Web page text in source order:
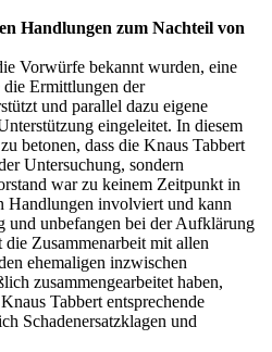
Handlungen zum Nachteil von
Vorwürfe bekannt wurden, eine
die Ermittlungen der
und parallel dazu eigene
eingeleitet. In diesem
betonen, dass die Knaus Tabbert
Untersuchung, sondern
war zu keinem Zeitpunkt in
Handlungen involviert und kann
und unbefangen bei der Aufklärung
Zusammenarbeit mit allen
ehemaligen inzwischen
zusammengearbeitet haben,
Tabbert entsprechende
Schadenersatzklagen und